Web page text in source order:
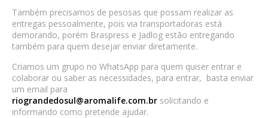
Também precisamos de pesosas que possam realizar as
entregas pessoalmente, pois via transportadoras está
demorando, porém Braspress e Jadlog estão entregando
também para quem desejar enviar diretamente.
Criamos um grupo no WhatsApp para quem quiser entrar e
colaborar ou saber as necessidades, para entrar, basta enviar
um email para
riograndedosul@aromalife.com.br solicitando e
informando como pretende ajudar.